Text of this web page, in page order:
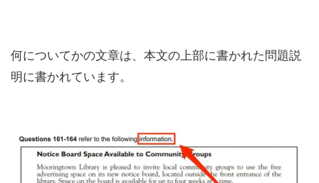
何についてかの文章は、本文の上部に書かれた問題説
明に書かれています。